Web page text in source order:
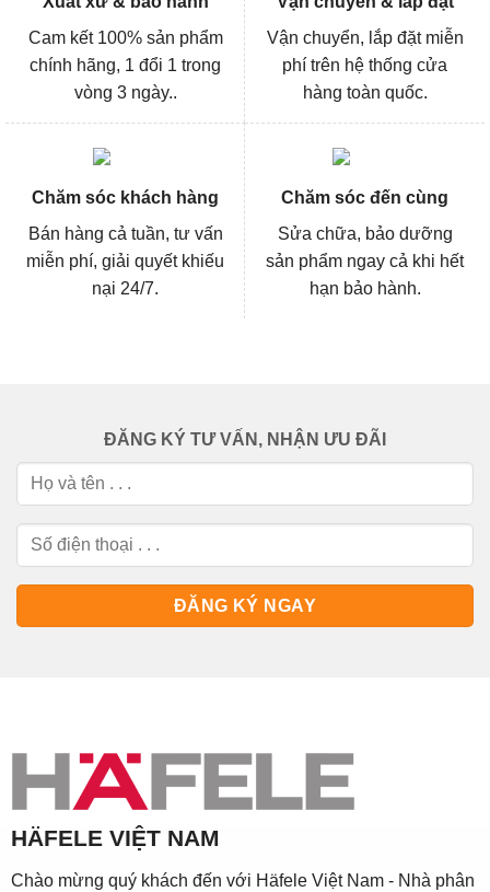
Cam kết 100% sản phẩm
chính hãng, 1 đổi 1 trong
vòng 3 ngày..
Vận chuyển, lắp đặt miễn
phí trên hệ thống cửa
hàng toàn quốc.
Chăm sóc khách hàng
Bán hàng cả tuần, tư vấn
miễn phí, giải quyết khiếu
nại 24/7.
Chăm sóc đến cùng
Sửa chữa, bảo dưỡng
sản phẩm ngay cả khi hết
hạn bảo hành.
ĐĂNG KÝ TƯ VẤN, NHẬN ƯU ĐÃI
HÄFELE VIỆT NAM
Chào mừng quý khách đến với Häfele Việt Nam - Nhà phân